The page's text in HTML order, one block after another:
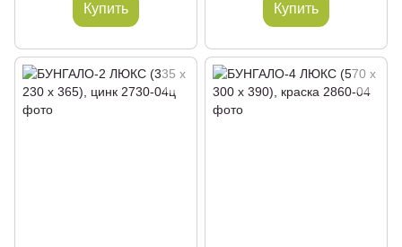
Купить Купить